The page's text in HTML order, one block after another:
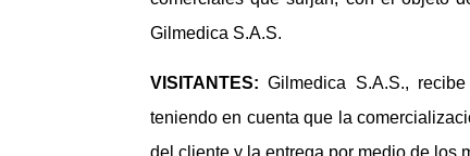
Gilmedica S.A.S.
VISITANTES:Gilmedica S.A.S.,
teniendo en cuenta que la